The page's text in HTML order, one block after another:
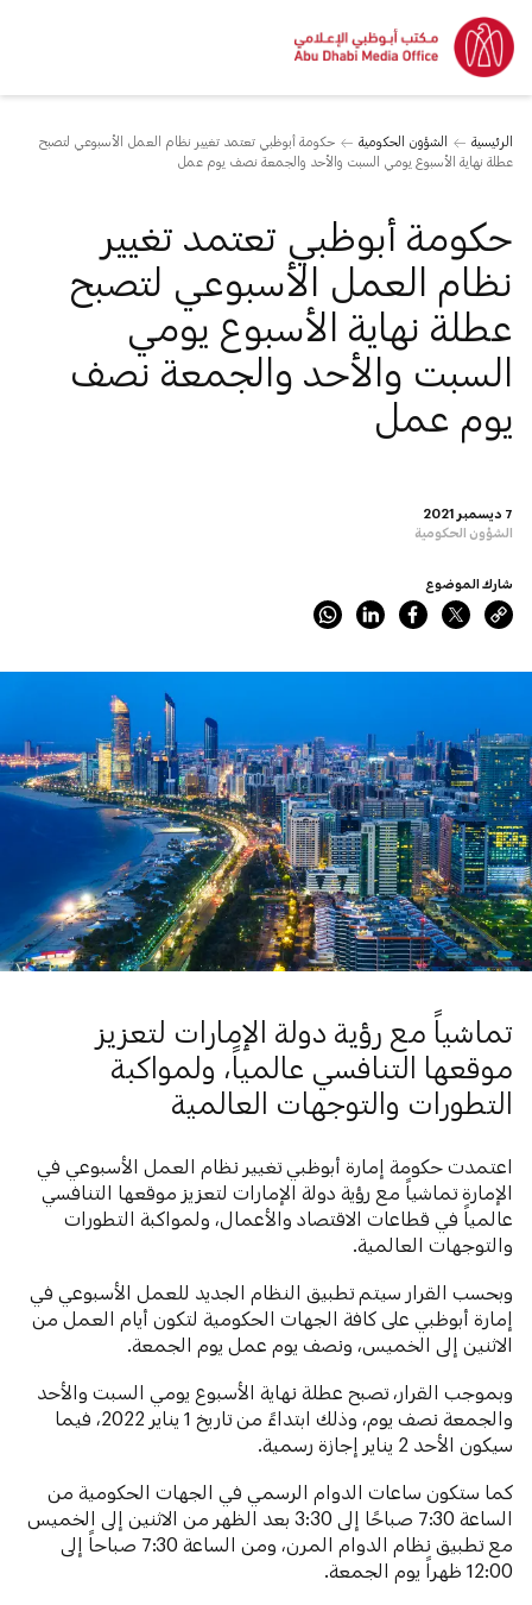
الرئيسية الشؤون الحكومية
حكومة أبوظبي تعتمد تغيير نظام العمل الأسبوعي لتصبح
عطلة نهاية الأسبوع يومي السبت والأحد والجمعة نصف يوم عمل
7 ديسمبر 2021
الشؤون الحكومية
حكومة أبوظبي تعتمد تغيير
نظام العمل الأسبوعي لتصبح
عطلة نهاية الأسبوع يومي
السبت والأحد والجمعة نصف
يوم عمل
تماشياً مع رؤية دولة الإمارات لتعزيز
موقعها التنافسي عالمياً، ولمواكبة
التطورات والتوجهات العالمية
شارك الموضوع
اعتمدت حكومة إمارة أبوظبي تغيير نظام العمل الأسبوعي في
الإمارة تماشياً مع رؤية دولة الإمارات لتعزيز موقعها التنافسي
عالمياً في قطاعات الاقتصاد والأعمال، ولمواكبة التطورات
والتوجهات العالمية.
وبحسب القرار سيتم تطبيق النظام الجديد للعمل الأسبوعي في
إمارة أبوظبي على كافة الجهات الحكومية لتكون أيام العمل من
الاثنين إلى الخميس، ونصف يوم عمل يوم الجمعة.
وبموجب القرار، تصبح عطلة نهاية الأسبوع يومي السبت والأحد
والجمعة نصف يوم، وذلك ابتداءً من تاريخ 1 يناير 2022، فيما
سيكون الأحد 2 يناير إجازة رسمية.
كما ستكون ساعات الدوام الرسمي في الجهات الحكومية من
الساعة 7:30 صباحًا إلى 3:30 بعد الظهر من الاثنين إلى الخميس
مع تطبيق نظام الدوام المرن، ومن الساعة 7:30 صباحاً إلى
12:00 ظهراً يوم الجمعة.